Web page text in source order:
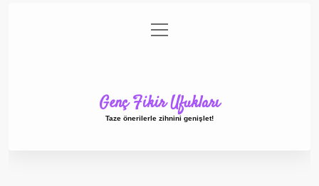
Gizlilik Politikası
menüyü
aç
Genç Fikir Ufukları
Taze önerilerle zihnini genişlet!